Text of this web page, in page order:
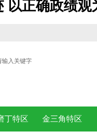
以正确政绩
丁特区 金三角特区